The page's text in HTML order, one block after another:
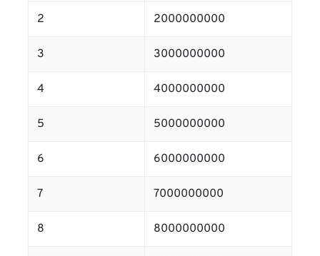
2 2000000000
3 3000000000
4 4000000000
5 5000000000
6 6000000000
7 7000000000
8 8000000000